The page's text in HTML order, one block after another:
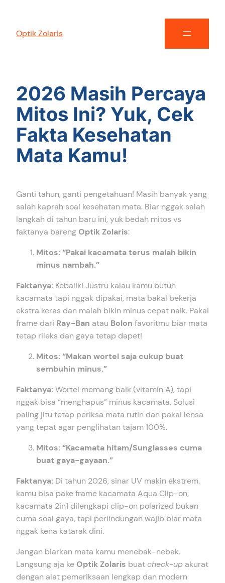
Optik Zolaris
2026 Masih Percaya
Mitos Ini? Yuk, Cek
Fakta Kesehatan
Mata Kamu!
Ganti tahun, ganti pengetahuan! Masih banyak yang
salah kaprah soal kesehatan mata. Biar nggak salah
langkah di tahun baru ini, yuk bedah mitos vs
faktanya barengOptik Zolaris:
Mitos: “Pakai kacamata terus malah bikin
minus nambah.”
Faktanya: Kebalik! Justru kalau kamu butuh
kacamata tapi nggak dipakai, mata bakal bekerja
ekstra keras dan malah bikin minus cepat naik. Pakai
frame dari Ray-Ban atau Bolon favoritmu biar mata
tetap rileks dan gaya tetap dapet!
Mitos: “Makan wortel saja cukup buat
sembuhin minus.”
Faktanya: Wortel memang baik (vitamin A), tapi
nggak bisa “menghapus” minus kacamata. Solusi
paling jitu tetap periksa mata rutin dan pakai lensa
yang tepat agar penglihatan tajam 100%.
Mitos: “Kacamata hitam/Sunglasses cuma
buat gaya-gayaan.”
Faktanya: Di tahun 2026, sinar UV makin ekstrem.
kamu bisa pake frame kacamata Aqua Clip-on,
kacamata 2in1 dilengkapi clip-on polarized bukan
cuma soal gaya, tapi perlindungan wajib biar mata
nggak kena katarak dini.
Jangan biarkan mata kamu menebak-nebak.
Langsung aja keOptik Zolaris buatcheck-up akurat
dengan alat pemeriksaan lengkap dan modern